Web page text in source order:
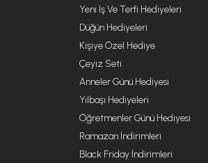
Yeni Iş Ve Terfi Hediyeleri
Düğün Hediyeleri
Kişiye Özel Hediye
Çeyiz Seti
Anneler Günü Hediyesi
Yılbaşı Hediyeleri
Öğretmenler Günü Hediyesi
Ramazan İndirimleri
Black Friday İndirimleri